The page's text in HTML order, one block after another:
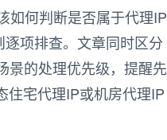
如何判断是否属于代理IP
项排查。文章同时区分
景的处理优先级，提醒先
住宅代理IP或机房代理IP